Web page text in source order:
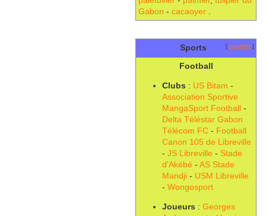
Gabon -cacaoyer
Sports [ modifier]
Football
Clubs : US Bitam -
Association Sportive
MangaSport Football -
Delta Téléstar Gabon
Télécom FC - Football
Canon 105 de Libreville
-JS Libreville - Stade
d'Akébé -AS Stade
Mandji - USM Libreville
-Wongosport
Joueurs :Georges